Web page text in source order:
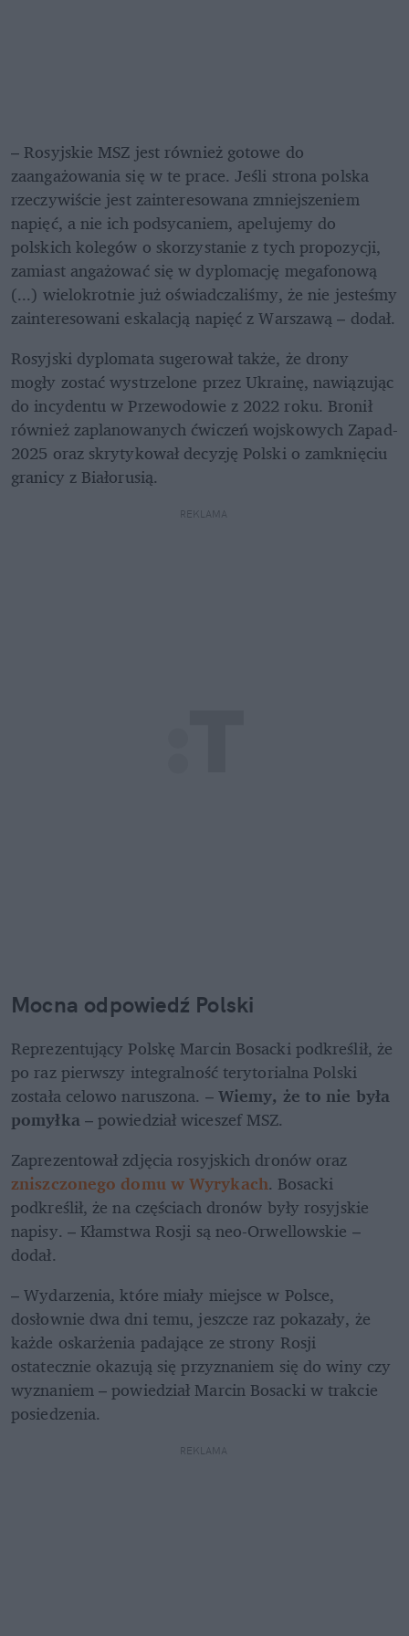
– Rosyjskie MSZ jest również gotowe do
zaangażowania się w te prace. Jeśli strona polska
rzeczywiście jest zainteresowana zmniejszeniem
napięć, a nie ich podsycaniem, apelujemy do
polskich kolegów o skorzystanie z tych propozycji,
zamiast angażować się w dyplomację megafonową
(...) wielokrotnie już oświadczaliśmy, że nie jesteśmy
Rosyjski dyplomata sugerował także, że drony
mogły zostać wystrzelone przez Ukrainę, nawiązując
do incydentu w Przewodowie z 2022 roku. Bronił
również zaplanowanych ćwiczeń wojskowych Zapad-
2025 oraz skrytykował decyzję Polski o zamknięciu
granicy z Białorusią.
REKLAMA
Mocna odpowiedź Polski
Reprezentujący Polskę Marcin Bosacki podkreślił, że
po raz pierwszy integralność terytorialna Polski
została celowo naruszona. – Wiemy, że to nie była
pomyłka – powiedział wiceszef MSZ.
zniszczonego domu w Wyrykach. Bosacki
podkreślił, że na częściach dronów były rosyjskie
napisy. – Kłamstwa Rosji są neo-Orwellowskie –
dodał.
– Wydarzenia, które miały miejsce w Polsce,
dosłownie dwa dni temu, jeszcze raz pokazały, że
każde oskarżenia padające ze strony Rosji
ostatecznie okazują się przyznaniem się do winy czy
wyznaniem – powiedział Marcin Bosacki w trakcie
posiedzenia.
REKLAMA